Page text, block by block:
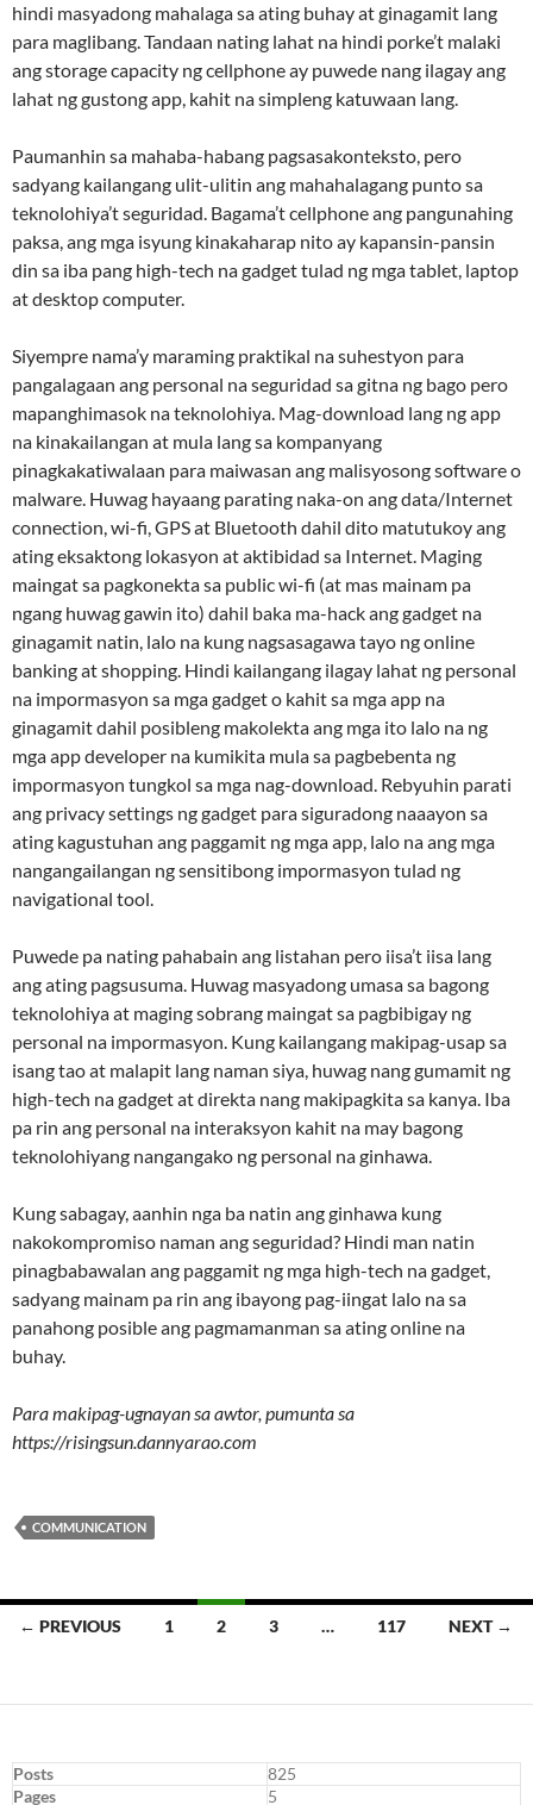
hindi masyadong mahalaga sa ating buhay at ginagamit lang
para maglibang. Tandaan nating lahat na hindi porke’t malaki
ang storage capacity ng cellphone ay puwede nang ilagay ang
lahat ng gustong app, kahit na simpleng katuwaan lang.
Paumanhin sa mahaba-habang pagsasakonteksto, pero
sadyang kailangang ulit-ulitin ang mahahalagang punto sa
teknolohiya’t seguridad. Bagama’t cellphone ang pangunahing
paksa, ang mga isyung kinakaharap nito ay kapansin-pansin
din sa iba pang high-tech na gadget tulad ng mga tablet, laptop
at desktop computer.
Siyempre nama’y maraming praktikal na suhestyon para
pangalagaan ang personal na seguridad sa gitna ng bago pero
mapanghimasok na teknolohiya. Mag-download lang ng app
na kinakailangan at mula lang sa kompanyang
pinagkakatiwalaan para maiwasan ang malisyosong software o
malware. Huwag hayaang parating naka-on ang data/Internet
connection, wi-fi, GPS at Bluetooth dahil dito matutukoy ang
ating eksaktong lokasyon at aktibidad sa Internet. Maging
maingat sa pagkonekta sa public wi-fi (at mas mainam pa
ngang huwag gawin ito) dahil baka ma-hack ang gadget na
ginagamit natin, lalo na kung nagsasagawa tayo ng online
banking at shopping. Hindi kailangang ilagay lahat ng personal
na impormasyon sa mga gadget o kahit sa mga app na
ginagamit dahil posibleng makolekta ang mga ito lalo na ng
mga app developer na kumikita mula sa pagbebenta ng
impormasyon tungkol sa mga nag-download. Rebyuhin parati
ang privacy settings ng gadget para siguradong naaayon sa
ating kagustuhan ang paggamit ng mga app, lalo na ang mga
nangangailangan ng sensitibong impormasyon tulad ng
navigational tool.
Puwede pa nating pahabain ang listahan pero iisa’t iisa lang
ang ating pagsusuma. Huwag masyadong umasa sa bagong
teknolohiya at maging sobrang maingat sa pagbibigay ng
personal na impormasyon. Kung kailangang makipag-usap sa
isang tao at malapit lang naman siya, huwag nang gumamit ng
high-tech na gadget at direkta nang makipagkita sa kanya. Iba
pa rin ang personal na interaksyon kahit na may bagong
teknolohiyang nangangako ng personal na ginhawa.
Kung sabagay, aanhin nga ba natin ang ginhawa kung
nakokompromiso naman ang seguridad? Hindi man natin
pinagbabawalan ang paggamit ng mga high-tech na gadget,
sadyang mainam pa rin ang ibayong pag-iingat lalo na sa
panahong posible ang pagmamanman sa ating online na
buhay.
Para makipag-ugnayan sa awtor, pumunta sa
https://risingsun.dannyarao.com
COMMUNICATION
Posts
← PREVIOUS 1 2 3 … 117 NEXT →
Posts
825
Pages
5